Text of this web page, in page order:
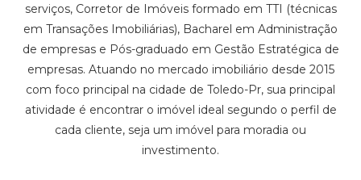
serviços, Corretor de Imóveis formado em TTI (técnicas
em Transações Imobiliárias), Bacharel em Administração
de empresas e Pós-graduado em Gestão Estratégica de
empresas. Atuando no mercado imobiliário desde 2015
com foco principal na cidade de Toledo-Pr, sua principal
atividade é encontrar o imóvel ideal segundo o perfil de
cada cliente, seja um imóvel para moradia ou
investimento.